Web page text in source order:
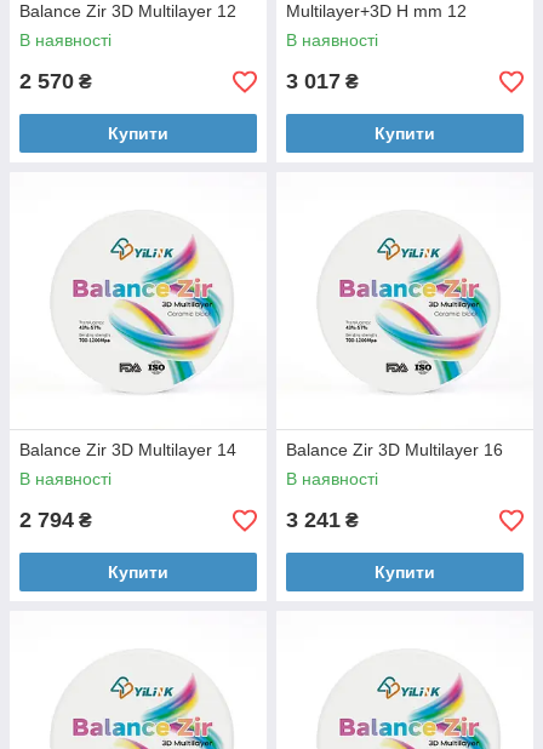
Balance Zir 3D Multilayer 12
В наявності
2 570 ₴
Купити
Multilayer+3D H mm 12
В наявності
3 017 ₴
Купити
Balance Zir 3D Multilayer 14
В наявності
2 794 ₴
Купити
Balance Zir 3D Multilayer 16
В наявності
3 241 ₴
Купити